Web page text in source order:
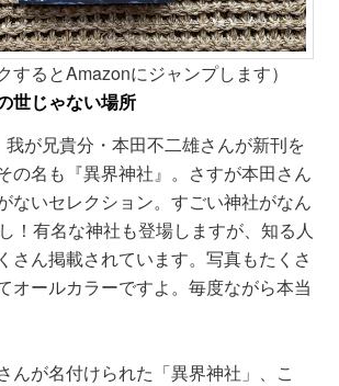
するとAmazonにジャンプします）
じゃない場所
我が兄貴分・本田不二雄さんが新刊を
の名も『異界神社』。さすが本田さん
ないセレクション。すごい神社がなん
！有名な神社も登場しますが、知る人
さん掲載されています。写真もたくさ
オールカラーですよ。毎度ながら本当
んが名付けられた「異界神社」、こ